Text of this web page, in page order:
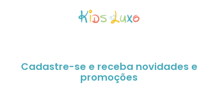
Cadastre-se e receba novidades e
promoções